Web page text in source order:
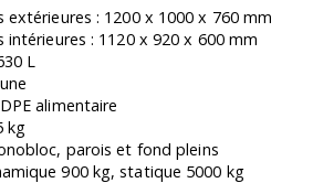
extérieures : 1200 x 1000 x 760 mm
intérieures : 1120 x 920 x 600 mm
L
alimentaire
kg
parois et fond pleins
900 kg, statique 5000 kg